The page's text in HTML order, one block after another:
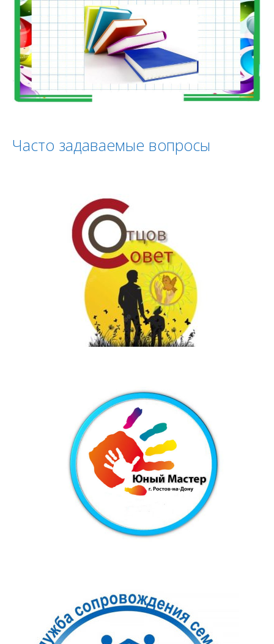
Часто задаваемые вопросы